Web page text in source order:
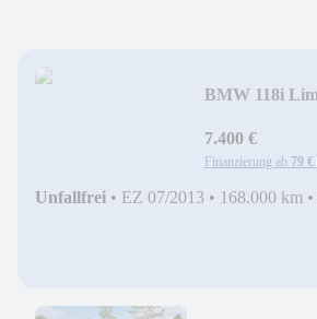
BMW 118i
7.400 €
Finanzierung ab 79 €
Unfallfrei • EZ 07/2013 • 168.000 km •